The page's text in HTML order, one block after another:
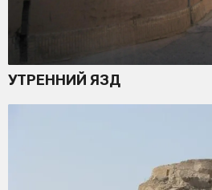
УТРЕННИЙ ЯЗД